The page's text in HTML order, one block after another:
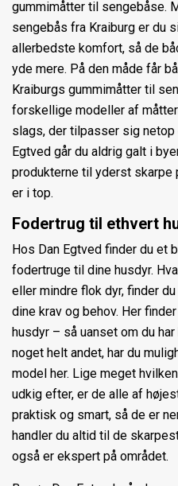
gummimåtter til sengebåse.
sengebås fra Kraiburg er du
allerbedste komfort, så de
yde mere. På den måde får
Kraiburgs gummimåtter til
forskellige modeller af
slags, der tilpasser sig netop
Egtved går du aldrig galt i
produkterne til yderst skarpe
er i top.
Fodertrug til ethvert
Hos Dan Egtved finder du et
fodertruge til dine husdyr.
eller mindre flok dyr, finder
dine krav og behov. Her
husdyr – så uanset om du
noget helt andet, har du
model her. Lige meget
udkig efter, er de alle af
praktisk og smart, så de er
handler du altid til de
også er ekspert på området.